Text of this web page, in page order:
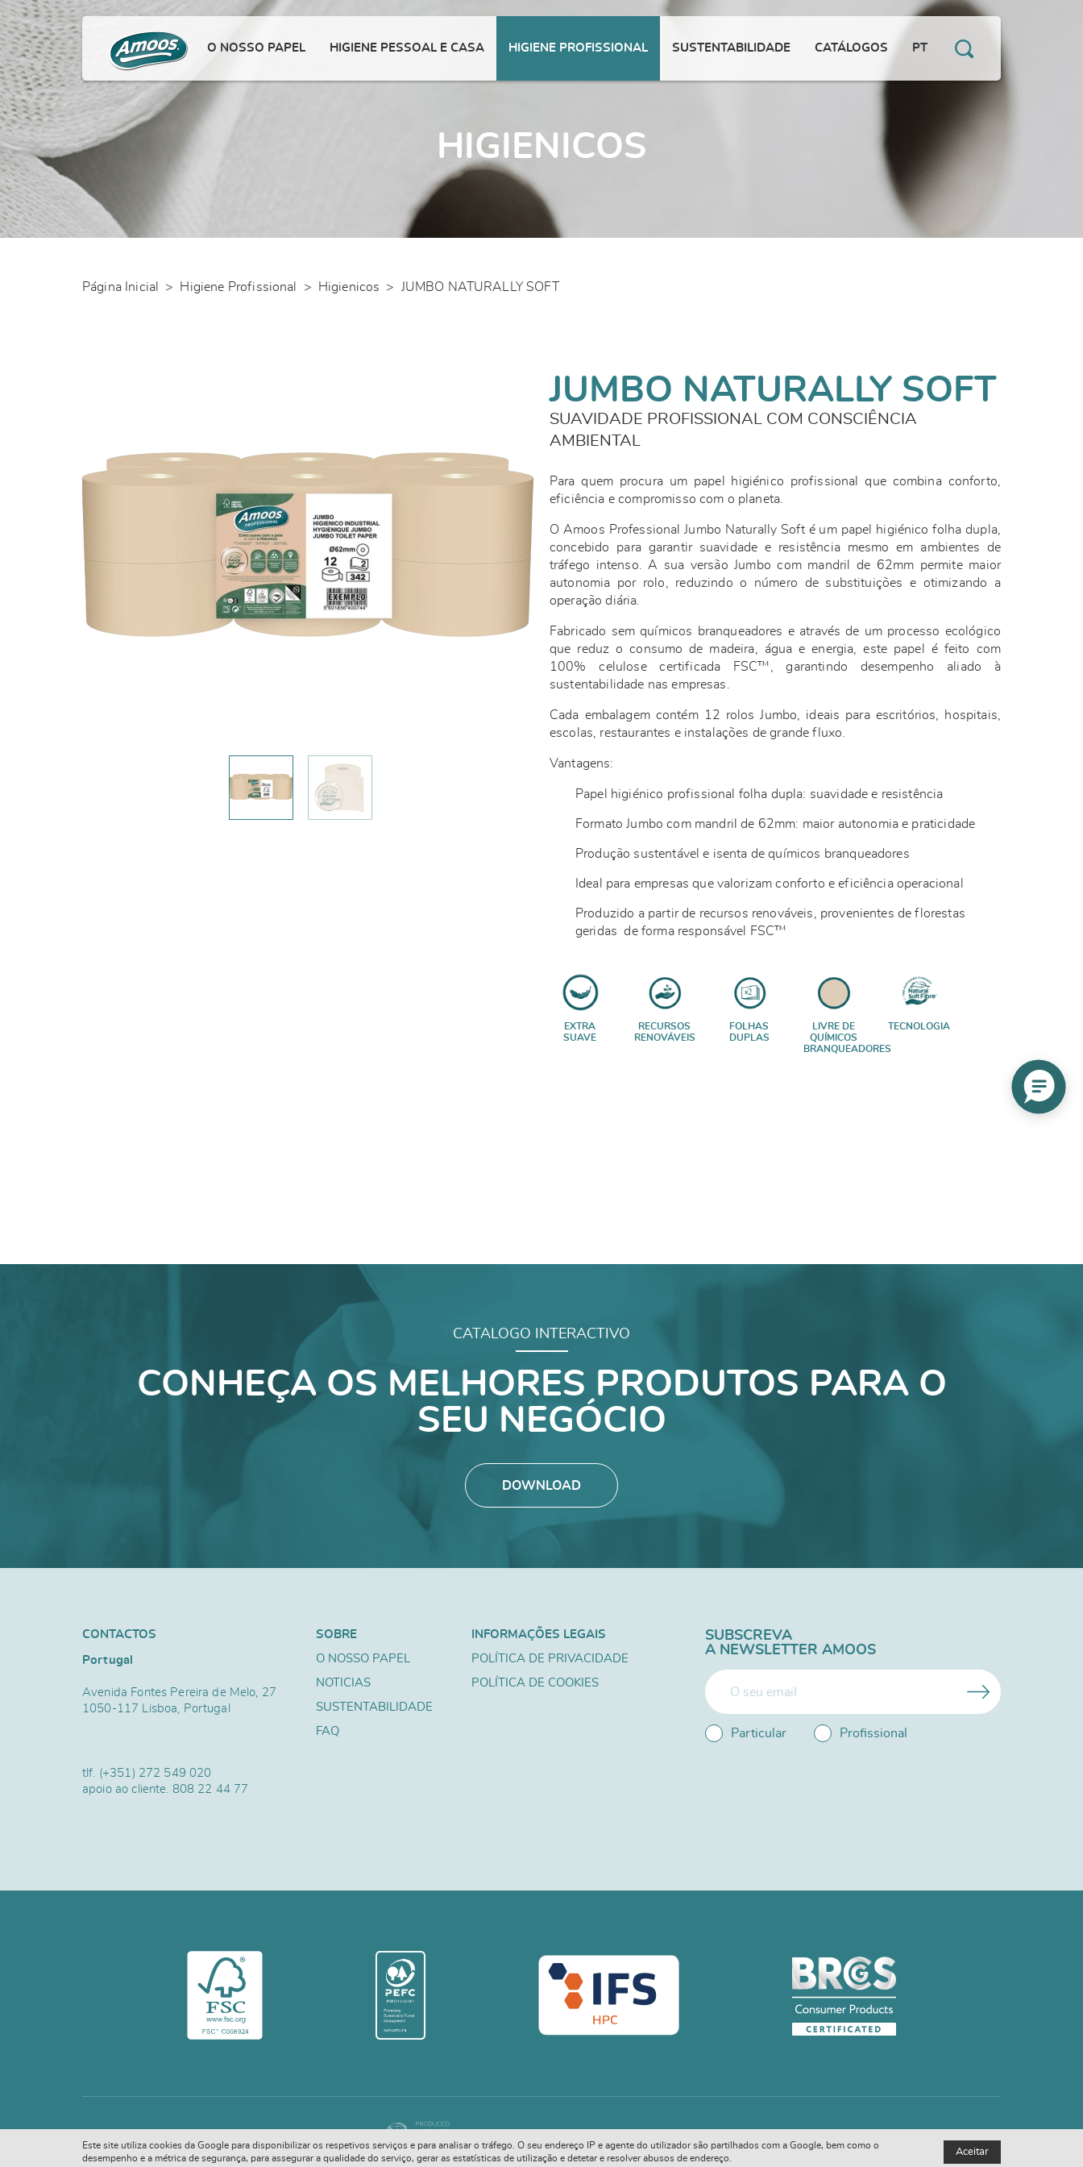
O NOSSO PAPEL HIGIENE PESSOAL E CASA HIGIENE PROFISSIONAL SUSTENTABILIDADE CATÁLOGOS PT
HIGIENICOS
Página Inicial > Higiene Profissional > Higienicos > JUMBO NATURALLY SOFT
JUMBO NATURALLY SOFT
SUAVIDADE PROFISSIONAL COM CONSCIÊNCIA
AMBIENTAL
Para quem procura um papel higiénico profissional que combina conforto,
eficiência e compromisso com o planeta.
O Amoos Professional Jumbo Naturally Soft é um papel higiénico folha dupla,
concebido para garantir suavidade e resistência mesmo em ambientes de
tráfego intenso. A sua versão Jumbo com mandril de 62mm permite maior
autonomia por rolo, reduzindo o número de substituições e otimizando a
operação diária.
Fabricado sem químicos branqueadores e através de um processo ecológico
que reduz o consumo de madeira, água e energia, este papel é feito com
100% celulose certificada FSC™, garantindo desempenho aliado à
sustentabilidade nas empresas.
Cada embalagem contém 12 rolos Jumbo, ideais para escritórios, hospitais,
escolas, restaurantes e instalações de grande fluxo.
Vantagens:
Papel higiénico profissional folha dupla: suavidade e resistência
Formato Jumbo com mandril de 62mm: maior autonomia e praticidade
Produção sustentável e isenta de químicos branqueadores
Ideal para empresas que valorizam conforto e eficiência operacional
Produzido a partir de recursos renováveis, provenientes de florestas
geridas de forma responsável FSC™
EXTRA
SUAVE
RECURSOS
RENOVÁVEIS
FOLHAS
DUPLAS
LIVRE DE
QUÍMICOS
BRANQUEADORES
TECNOLOGIA
CATALOGO INTERACTIVO
CONHEÇA OS MELHORES PRODUTOS PARA O
SEU NEGÓCIO
DOWNLOAD
CONTACTOS
Portugal
Avenida Fontes Pereira de Melo, 27
1050-117 Lisboa, Portugal
tlf. (+351) 272 549 020
apoio ao cliente. 808 22 44 77
SOBRE
O NOSSO PAPEL
NOTICIAS
SUSTENTABILIDADE
FAQ
INFORMAÇÕES LEGAIS
POLÍTICA DE PRIVACIDADE
POLÍTICA DE COOKIES
SUBSCREVA
A NEWSLETTER AMOOS
Particular Profissional
Este site utiliza cookies da Google para disponibilizar os respetivos serviços e para analisar o tráfego. O seu endereço IP e agente do utilizador são partilhados com a Google, bem como o
desempenho e a métrica de segurança, para assegurar a qualidade do serviço, gerar as estatísticas de utilização e detetar e resolver abusos de endereço.
Aceitar